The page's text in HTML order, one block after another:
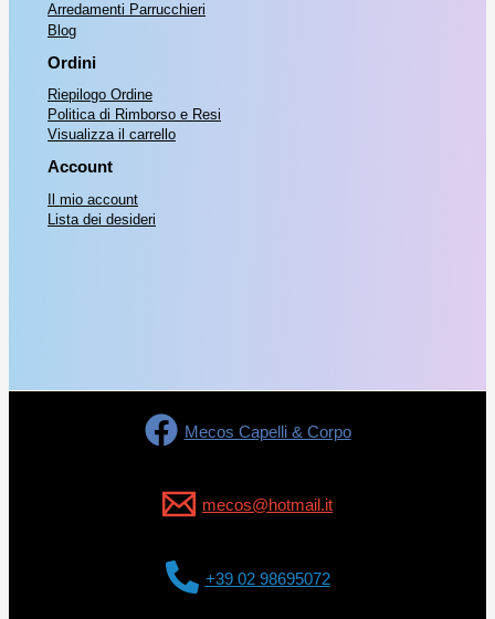
Arredamenti Parrucchieri
Blog
Ordini
Riepilogo Ordine
Politica di Rimborso e Resi
Visualizza il carrello
Account
Il mio account
Lista dei desideri
Mecos Capelli & Corpo
mecos@hotmail.it
+39 02 98695072